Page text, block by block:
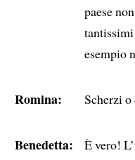
paese
esempio
Romina: Scherzi
Benedetta:
È vero!